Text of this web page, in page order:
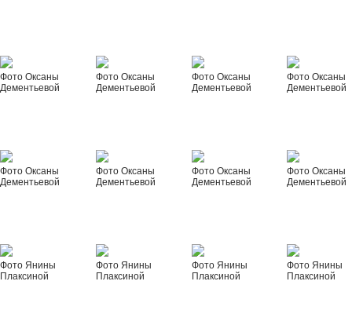
Фото Оксаны
Дементьевой
Фото Оксаны
Дементьевой
Фото Оксаны
Дементьевой
Фото Оксаны
Дементьевой
Фото Оксаны
Дементьевой
Фото Оксаны
Дементьевой
Фото Оксаны
Дементьевой
Фото Оксаны
Дементьевой
Фото Янины
Плаксиной
Фото Янины
Плаксиной
Фото Янины
Плаксиной
Фото Янины
Плаксиной